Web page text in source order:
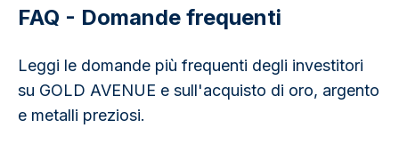
FAQ - Domande frequenti
Leggi le domande più frequenti degli investitori
su GOLD AVENUE e sull'acquisto di oro, argento
e metalli preziosi.